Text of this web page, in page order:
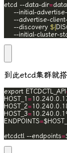
etcd --data-dir=
--initial-
--advertise-
	--discovery
${
--initial-cluster-
到此etcd集群就
export ETCDCTL_API
HOST_1 =
HOST_2=
HOST_3=
ENDPOINTS=
etcdctl --endpoints=